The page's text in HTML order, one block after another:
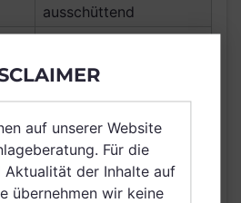
ausschüttend
Frankreich,
Vereinigtes Königreich
Großbritannien und
Nordirland, Österreich,
auf unserer Website
Für die
Aktualität der Inhalte auf
übernehmen wir keine